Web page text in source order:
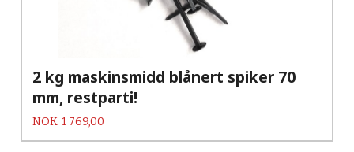
2 kg maskinsmidd blånert spiker 70
mm, restparti!
Pris
NOK 1 769,00